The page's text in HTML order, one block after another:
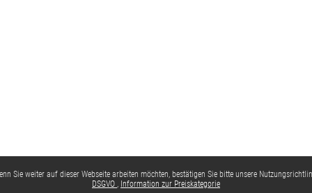
Sie weiter auf dieser Webseite arbeiten möchten, bestätigen Sie bitte unsere
DSGVO
Information zur Preiskategorie